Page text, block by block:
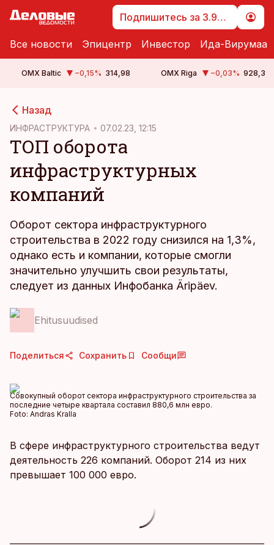
Подпишитесь за 3.99 €
Все новости Эпицентр Инвестор Ида-Вирумаа
OMX Baltic −0,15% 314,98 OMX Riga −0,03% 928,3
Назад
ИНФРАСТРУКТУРА 07.02.23, 12:15
ТОП оборота
инфраструктурных
компаний
Оборот сектора инфраструктурного
строительства в 2022 году снизился на 1,3%,
однако есть и компании, которые смогли
значительно улучшить свои результаты,
следует из данных Инфобанка Äripäev.
Ehitusuudised
Поделиться Сохранить Сообщи
Совокупный оборот сектора инфраструктурного строительства за
последние четыре квартала составил 880,6 млн евро.
Foto: Andras Kralla
В сфере инфраструктурного строительства ведут
деятельность 226 компаний. Оборот 214 из них
превышает 100 000 евро.